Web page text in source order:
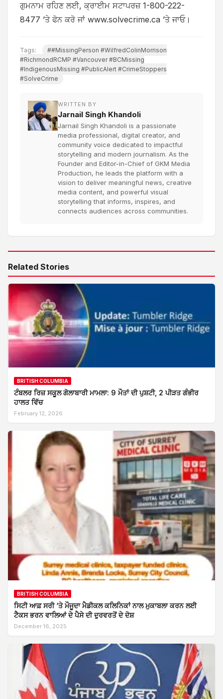
ਗੁਮਨਾਮ ਰਹਿਣ ਲਈ, ਕ੍ਰਾਈਮ ਸਟਾਪਰਜ਼ 1-800-222-
8477 ’ਤੇ ਫੋਨ ਕਰੋ ਜਾਂ www.solvecrime.ca ’ਤੇ ਜਾਓ।
Tags:
##MissingPerson #WilfredColinMorrison
#RichmondRCMP #Vancouver #BCMissing
#IndigenousMissing #PublicAlert #CrimeStoppers
#SolveCrime
WRITTEN BY
Jarnail Singh Khandoli
Jarnail Singh Khandoli is a passionate
media professional, digital creator, and
community voice dedicated to impactful
storytelling and modern journalism. As the
Founder and Editor-in-Chief of GKM Media
Production, he leads the platform with a
vision to deliver meaningful news, creative
media content, and powerful visual
storytelling that informs, inspires, and
connects audiences across communities.
Related Stories
BRITISH COLUMBIA
ਟੰਬਲਰ ਰਿਜ਼ ਸਕੂਲ ਗੋਲਾਬਾਰੀ ਮਾਮਲਾ: 9 ਮੌਤਾਂ ਦੀ ਪੁਸ਼ਟੀ, 2 ਪੀੜਤ ਗੰਭੀਰ
ਹਾਲਤ ਵਿੱਚ
February 12, 2026
BRITISH COLUMBIA
ਸਿਟੀ ਆਫ਼ ਸਰੀ ‘ਤੇ ਮੌਜੂਦਾ ਮੈਡੀਕਲ ਕਲਿਨਿਕਾਂ ਨਾਲ ਮੁਕਾਬਲਾ ਕਰਨ ਲਈ
ਟੈਕਸ ਭਰਨ ਵਾਲਿਆਂ ਦੇ ਪੈਸੇ ਦੀ ਦੁਰਵਰਤੋਂ ਦੇ ਦੋਸ਼
December 16, 2025